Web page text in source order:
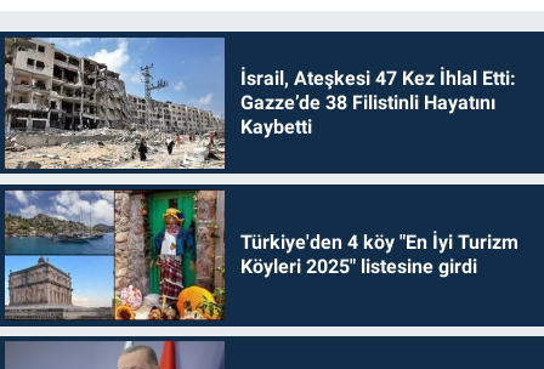
İsrail, Ateşkesi 47 Kez İhlal Etti:
Gazze’de 38 Filistinli Hayatını
Kaybetti
Türkiye'den 4 köy "En İyi Turizm
Köyleri 2025" listesine girdi